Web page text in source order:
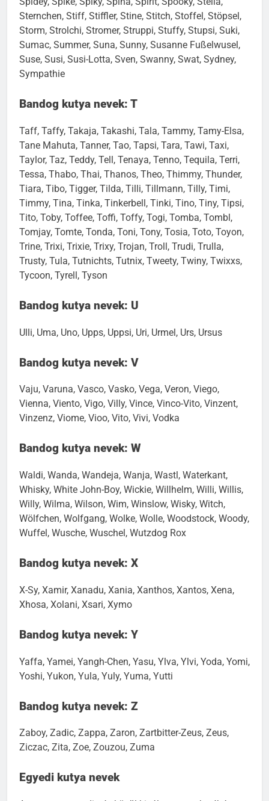
Sternchen, Stiff, Stiffler, Stine, Stitch, Stoffel, Stöpsel,
Storm, Strolchi, Stromer, Struppi, Stuffy, Stupsi, Suki,
Sumac, Summer, Suna, Sunny, Susanne Fußelwusel,
Suse, Susi, Susi-Lotta, Sven, Swanny, Swat, Sydney,
Sympathie
Bandog kutya nevek: T
Taff, Taffy, Takaja, Takashi, Tala, Tammy, Tamy-Elsa,
Tane Mahuta, Tanner, Tao, Tapsi, Tara, Tawi, Taxi,
Taylor, Taz, Teddy, Tell, Tenaya, Tenno, Tequila, Terri,
Tessa, Thabo, Thai, Thanos, Theo, Thimmy, Thunder,
Tiara, Tibo, Tigger, Tilda, Tilli, Tillmann, Tilly, Timi,
Timmy, Tina, Tinka, Tinkerbell, Tinki, Tino, Tiny, Tipsi,
Tito, Toby, Toffee, Toffi, Toffy, Togi, Tomba, Tombl,
Tomjay, Tomte, Tonda, Toni, Tony, Tosia, Toto, Toyon,
Trine, Trixi, Trixie, Trixy, Trojan, Troll, Trudi, Trulla,
Trusty, Tula, Tutnichts, Tutnix, Tweety, Twiny, Twixxs,
Tycoon, Tyrell, Tyson
Bandog kutya nevek: U
Ulli, Uma, Uno, Upps, Uppsi, Uri, Urmel, Urs, Ursus
Bandog kutya nevek: V
Vaju, Varuna, Vasco, Vasko, Vega, Veron, Viego,
Vienna, Viento, Vigo, Villy, Vince, Vinco-Vito, Vinzent,
Vinzenz, Viome, Vioo, Vito, Vivi, Vodka
Bandog kutya nevek: W
Waldi, Wanda, Wandeja, Wanja, Wastl, Waterkant,
Whisky, White John-Boy, Wickie, Willhelm, Willi, Willis,
Willy, Wilma, Wilson, Wim, Winslow, Wisky, Witch,
Wölfchen, Wolfgang, Wolke, Wolle, Woodstock, Woody,
Wuffel, Wusche, Wuschel, Wutzdog Rox
Bandog kutya nevek: X
X-Sy, Xamir, Xanadu, Xania, Xanthos, Xantos, Xena,
Xhosa, Xolani, Xsari, Xymo
Bandog kutya nevek: Y
Yaffa, Yamei, Yangh-Chen, Yasu, Ylva, Ylvi, Yoda, Yomi,
Yoshi, Yukon, Yula, Yuly, Yuma, Yutti
Bandog kutya nevek: Z
Zaboy, Zadic, Zappa, Zaron, Zartbitter-Zeus, Zeus,
Ziczac, Zita, Zoe, Zouzou, Zuma
Egyedi kutya nevek